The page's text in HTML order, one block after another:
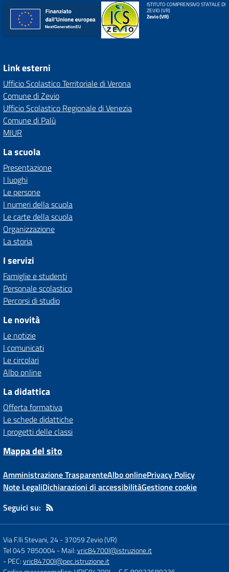
ISTITUTO COMPRENSIVO STATALE DI
ZEVIO (VR)
Zevio (VR)
Link esterni
Ufficio Scolastico Territoriale di Verona
Comune di Zevio
Ufficio Scolastico Regionale di Venezia
Comune di Palù
MIUR
La scuola
Presentazione
I luoghi
Le persone
I numeri della scuola
Le carte della scuola
Organizzazione
La storia
I servizi
Famiglie e studenti
Personale scolastico
Percorsi di studio
Le novità
Le notizie
I comunicati
Le circolari
Albo online
La didattica
Offerta formativa
Le schede didattiche
I progetti delle classi
Mappa del sito
Amministrazione TrasparenteAlbo onlinePrivacy Policy
Note LegaliDichiarazioni di accessibilitàGestione cookie
Seguici su:
Via F.lli Stevani, 24-37059 Zevio (VR)
Tel 045 7850004- Mail:vric84700l@istruzione.it
- PEC:vric84700l@pec.istruzione.it